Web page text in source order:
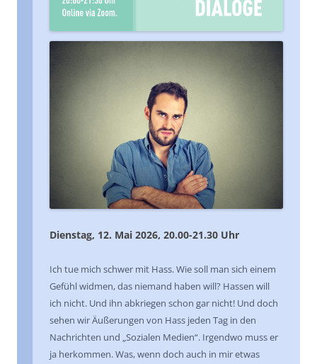
Dienstag, 12. Mai 2026, 20.00-21.30 Uhr
Ich tue mich schwer mit Hass. Wie soll man sich einem
Gefühl widmen, das niemand haben will? Hassen will
ich nicht. Und ihn abkriegen schon gar nicht! Und doch
sehen wir Äußerungen von Hass jeden Tag in den
Nachrichten und „Sozialen Medien“. Irgendwo muss er
ja herkommen. Was, wenn doch auch in mir etwas